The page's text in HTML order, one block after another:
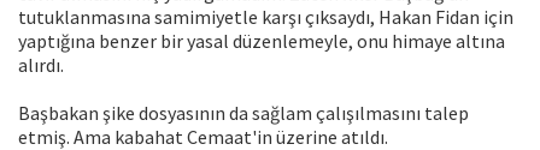
tutuklanmasına samimiyetle karşı çıksaydı, Hakan Fidan için
yaptığına benzer bir yasal düzenlemeyle, onu himaye altına
alırdı.
Başbakan şike dosyasının da sağlam çalışılmasını talep
etmiş. Ama kabahat Cemaat'in üzerine atıldı.